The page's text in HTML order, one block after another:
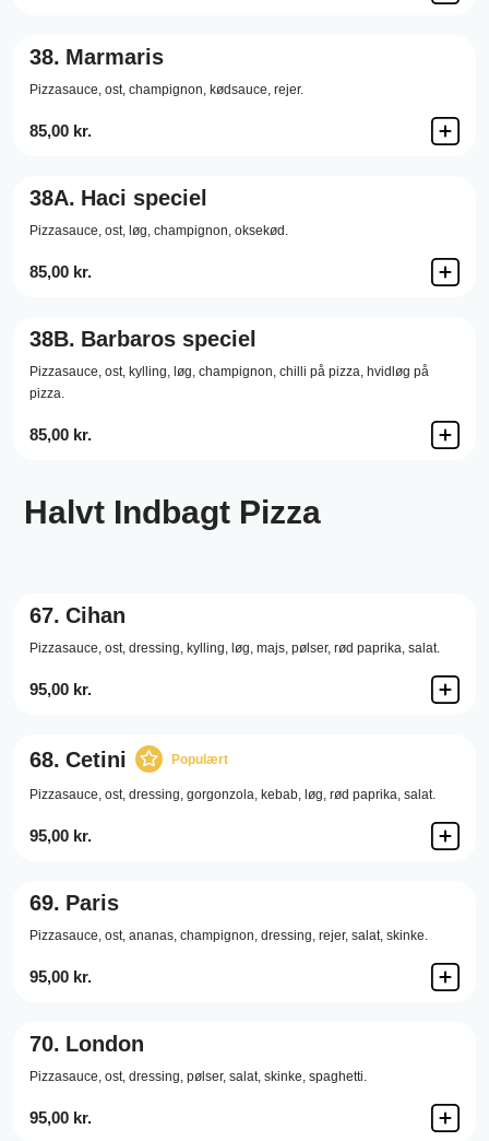
38. Marmaris
Pizzasauce, ost, champignon, kødsauce, rejer.
85,00 kr.
38A. Haci speciel
Pizzasauce, ost, løg, champignon, oksekød.
85,00 kr.
38B. Barbaros speciel
Pizzasauce, ost, kylling, løg, champignon, chilli på pizza, hvidløg på
pizza.
85,00 kr.
Halvt Indbagt Pizza
67. Cihan
Pizzasauce, ost, dressing, kylling, løg, majs, pølser, rød paprika, salat.
95,00 kr.
68. Cetini Populært
Pizzasauce, ost, dressing, gorgonzola, kebab, løg, rød paprika, salat.
95,00 kr.
69. Paris
Pizzasauce, ost, ananas, champignon, dressing, rejer, salat, skinke.
95,00 kr.
70. London
Pizzasauce, ost, dressing, pølser, salat, skinke, spaghetti.
95,00 kr.